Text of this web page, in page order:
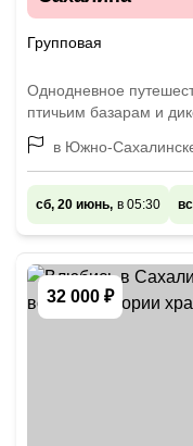
Групповая
Однодневное
птичьим базарам и
в Южно-
сб, 20 июнь, в 05:30
32 000 ₽